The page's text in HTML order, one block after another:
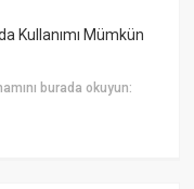
Kullanımı Mümkün
burada okuyun: